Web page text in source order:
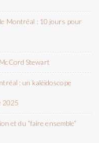
Montréal : 10 jours pour
Stewart
: un kaléidoscope
2025
et du “faire ensemble”